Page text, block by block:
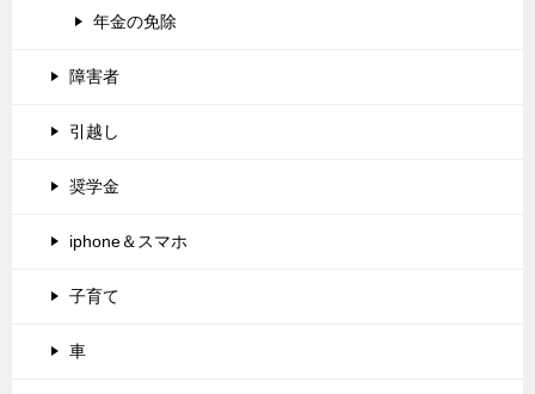
年金の免除
障害者
引越し
奨学金
iphone＆スマホ
子育て
車